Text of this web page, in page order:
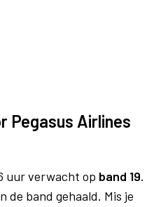
Pegasus Airlines
uur verwacht op band 19.
de band gehaald. Mis je